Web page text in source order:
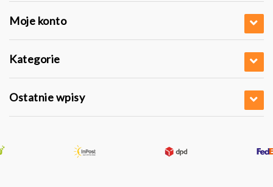
Moje konto
Kategorie
Ostatnie wpisy